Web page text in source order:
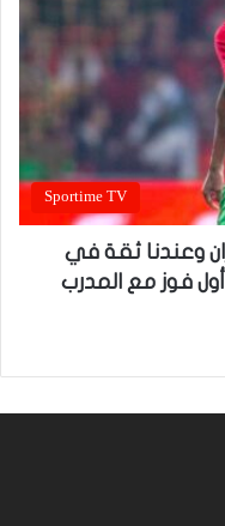
Sportime TV
وعندنا ثقة في
فوز مع المدرب